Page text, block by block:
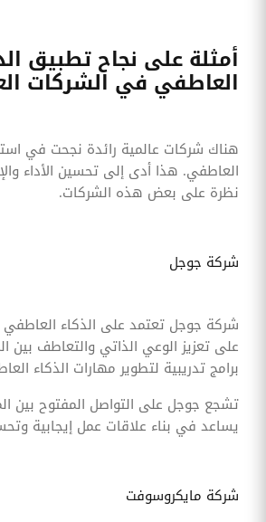
أمثلة على نجاح تطبيق
العاطفي في الشركات
هناك شركات عالمية رائدة نجحت في
العاطفي. هذا أدى إلى تحسين الأداء
نظرة على بعض هذه الشركات.
شركة جوجل
شركة جوجل تعتمد على الذكاء العاطفي
على تعزيز الوعي الذاتي والتعاطف
برامج تدريبية لتطوير مهارات الذكاء
تشجع جوجل على التواصل المفتوح بين
يساعد في بناء علاقات عمل إيجابية
شركة مايكروسوفت